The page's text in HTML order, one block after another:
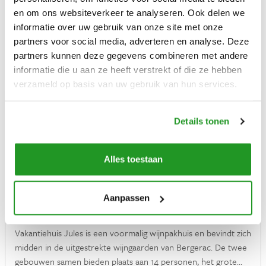
en om ons websiteverkeer te analyseren. Ook delen we
informatie over uw gebruik van onze site met onze
partners voor social media, adverteren en analyse. Deze
partners kunnen deze gegevens combineren met andere
informatie die u aan ze heeft verstrekt of die ze hebben
verzameld op basis van uw gebruik van hun services.
Details tonen
Alles toestaan
Aanpassen
toegang tot de skipistes. Een chalet met voldoende comfort,
een centrale open haard, sauna en een groot terras met
panoramisch uitzicht op bergen en vallei.
Chalet 7 4 3
VANAF € 1600
Prigonrieux (Nouvelle-Aquitaine)
Vakantiehuis Jules is een voormalig wijnpakhuis en bevindt zich
midden in de uitgestrekte wijngaarden van Bergerac. De twee
gebouwen samen bieden plaats aan 14 personen, het grote
Verzekeringen
Ontdek Frankrijk
Vakantiehuis huren in Frankrijk
Verhuurders
+31 6 42 10 99 23